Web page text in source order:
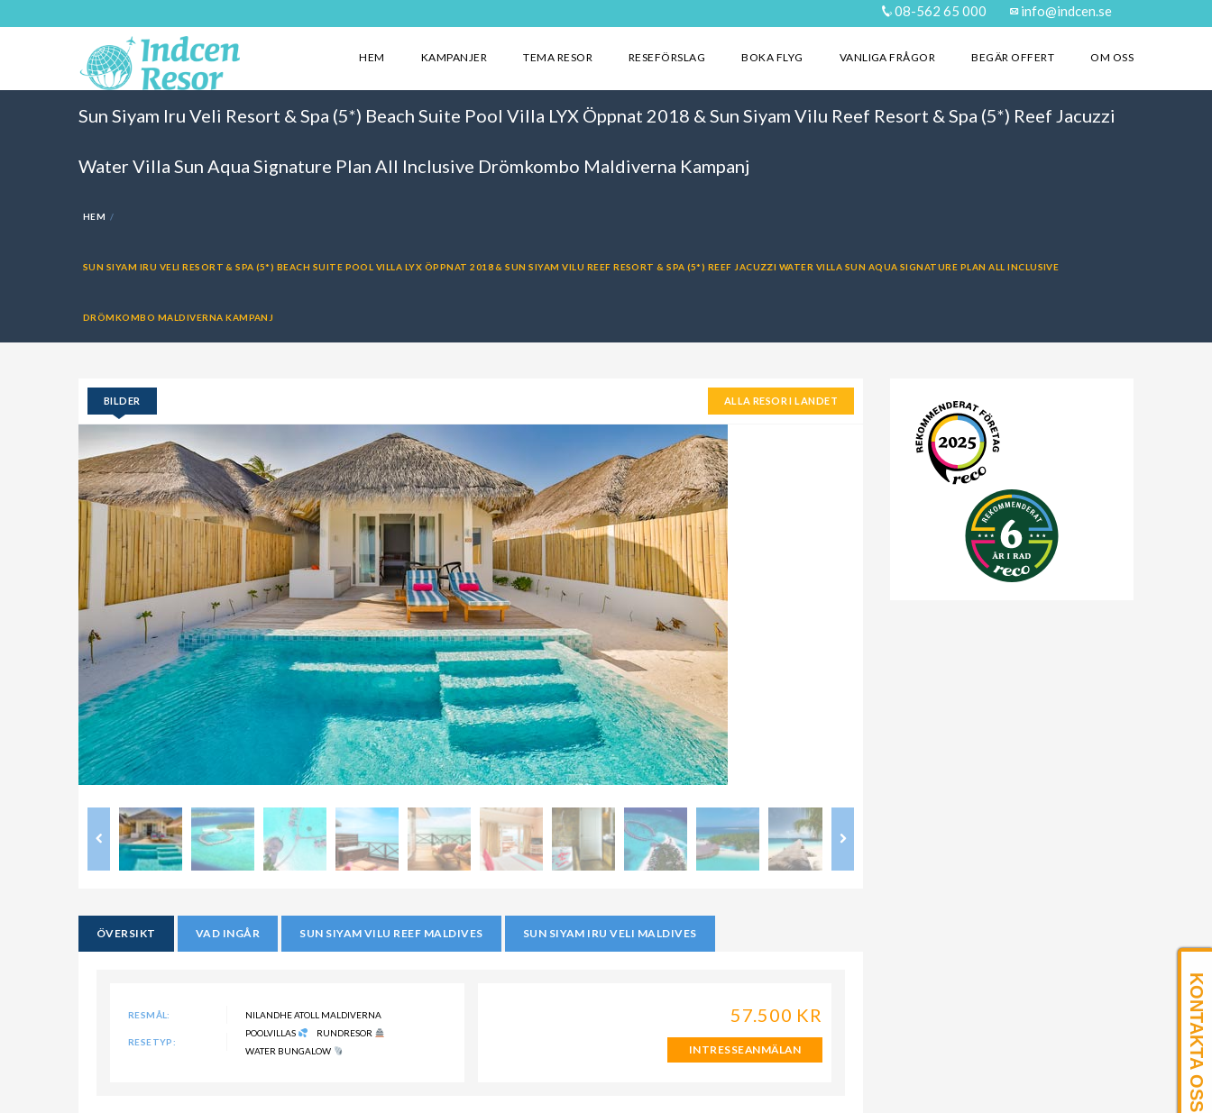
08-562 65 000 info@indcen.se
HEM KAMPANJER TEMA RESOR RESEFÖRSLAG BOKA FLYG VANLIGA FRÅGOR BEGÄR OFFERT OM OSS
Sun Siyam Iru Veli Resort & Spa (5*) Beach Suite Pool Villa LYX Öppnat 2018 & Sun Siyam Vilu Reef Resort & Spa (5*) Reef Jacuzzi
Water Villa Sun Aqua Signature Plan All Inclusive Drömkombo Maldiverna Kampanj
HEM
SUN SIYAM IRU VELI RESORT & SPA (5*) BEACH SUITE POOL VILLA LYX ÖPPNAT 2018 & SUN SIYAM VILU REEF RESORT & SPA (5*) REEF JACUZZI WATER VILLA SUN AQUA SIGNATURE PLAN ALL INCLUSIVE
DRÖMKOMBO MALDIVERNA KAMPANJ
BILDER ALLA RESOR I LANDET
ÖVERSIKT VAD INGÅR SUN SIYAM VILU REEF MALDIVES SUN SIYAM IRU VELI MALDIVES
RESMÅL: NILANDHE ATOLL MALDIVERNA
RESETYP:
POOLVILLAS
RUNDRESOR
WATER BUNGALOW
57.500 KR
INTRESSEANMÄLAN KONTAKTA OSS